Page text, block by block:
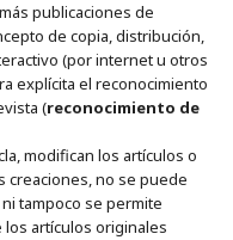
publicaciones de
de copia, distribución,
(por internet u otros
explícita el reconocimiento
(reconocimiento de
modifican los artículos o
creaciones, no se puede
tampoco se permite
artículos originales